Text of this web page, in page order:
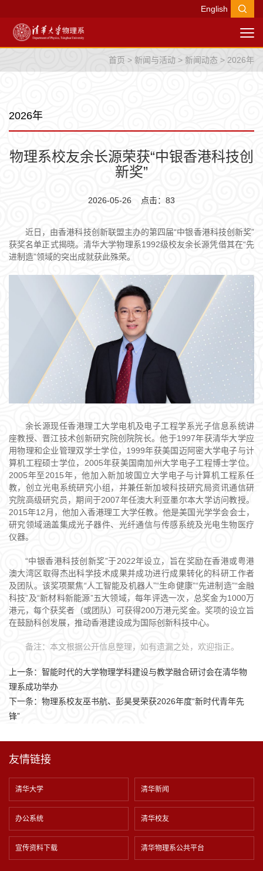
English
首页 > 新闻与活动 > 新闻动态 > 2026年
2026年
物理系校友余长源荣获“中银香港科技创
新奖”
2026-05-26 点击： 83
近日，由香港科技创新联盟主办的第四届“中银香港科技创新奖”
获奖名单正式揭晓。 清华大学物理系1992级校友余长源凭借其在“先
进制造”领域的突出成就获此殊荣。
余长源现任香港理工大学电机及电子工程学系光子信息系统讲
座教授、晋江技术创新研究院创院院长。他于1997年获清华大学应
用物理和企业管理双学士学位，1999年获美国迈阿密大学电子与计
算机工程硕士学位，2005年获美国南加州大学电子工程博士学位。
2005年至2015年，他加入新加坡国立大学电子与计算机工程系任
教，创立光电系统研究小组，并兼任新加坡科技研究局资讯通信研
究院高级研究员，期间于2007年任澳大利亚墨尔本大学访问教授。
2015年12月，他加入香港理工大学任教。他是美国光学学会会士，
研究领域涵盖集成光子器件、光纤通信与传感系统及光电生物医疗
仪器。
“中银香港科技创新奖”于2022年设立，旨在奖励在香港或粤港
澳大湾区取得杰出科学技术成果并成功进行成果转化的科研工作者
及团队。该奖项聚焦“人工智能及机器人”“生命健康”“先进制造”“金融
科技”及“新材料新能源”五大领域，每年评选一次，总奖金为1000万
港元，每个获奖者（或团队）可获得200万港元奖金。奖项的设立旨
在鼓励科创发展，推动香港建设成为国际创新科技中心。
备注：本文根据公开信息整理，如有遗漏之处，欢迎指正。
上一条： 智能时代的大学物理学科建设与教学融合研讨会在清华物
理系成功举办
下一条： 物理系校友巫书航、彭昊旻荣获2026年度“新时代青年先
锋”
友情链接
清华大学 清华新闻
办公系统 清华校友
宣传资料下载 清华物理系公共平台